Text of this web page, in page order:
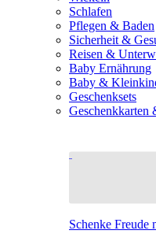
Schlafen
Pflegen & Baden
Sicherheit &
Reisen &
Baby Ernährung
Baby &
Geschenksets
Geschenkkarten
Schenke Freude